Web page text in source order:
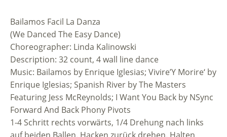
Bailamos Facil La Danza
(We Danced The Easy Dance)
Choreographer: Linda Kalinowski
Description: 32 count, 4 wall line dance
Music: Bailamos by Enrique Iglesias; Vivire’Y Morire‘ by
Enrique Iglesias; Spanish River by The Masters
Featuring Jess McReynolds; I Want You Back by NSync
Forward And Back Phony Pivots
1-4 Schritt rechts vorwärts, 1/4 Drehung nach links